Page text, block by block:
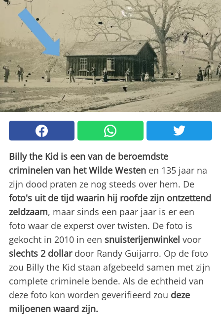
Billy the Kid is een van de beroemdste
criminelen van het Wilde Westen en 135 jaar na
zijn dood praten ze nog steeds over hem. De
foto's uit de tijd waarin hij roofde zijn ontzettend
zeldzaam, maar sinds een paar jaar is er een
foto waar de experst over twisten. De foto is
gekocht in 2010 in een snuisterijenwinkel voor
slechts 2 dollardoor Randy Guijarro. Op de foto
zou Billy the Kid staan afgebeeld samen met zijn
complete criminele bende. Als de echtheid van
deze foto kon worden geverifieerd zou deze
miljoenen waard zijn.